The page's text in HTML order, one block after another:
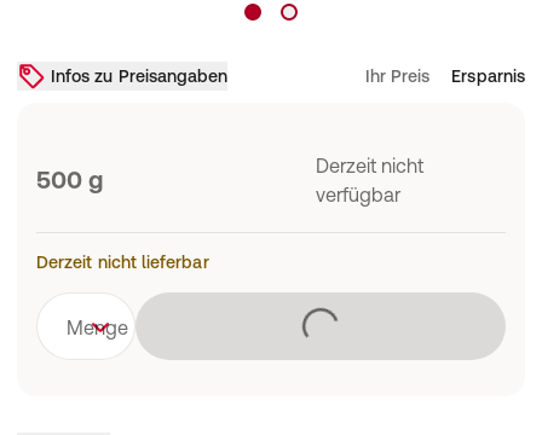
Infos zu Preisangaben Ihr Preis Ersparnis
500 g
Derzeit nicht
verfügbar
Derzeit nicht lieferbar
Menge Lädt